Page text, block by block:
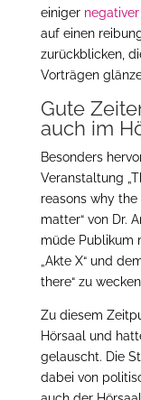
einiger
auf einen
zurückblicken,
Vorträgen
Gute
auch im
Besonders
Veranstaltung
reasons why
matter“ von Dr.
müde Publikum
„Akte X“ und
there“ zu
Zu diesem
Hörsaal und
gelauscht. Die
dabei von